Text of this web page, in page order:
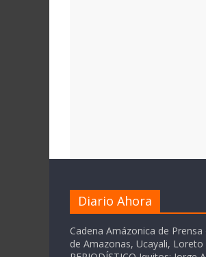
Diario Ahora
Cadena Amázonica de
de Amazonas, Ucayali,